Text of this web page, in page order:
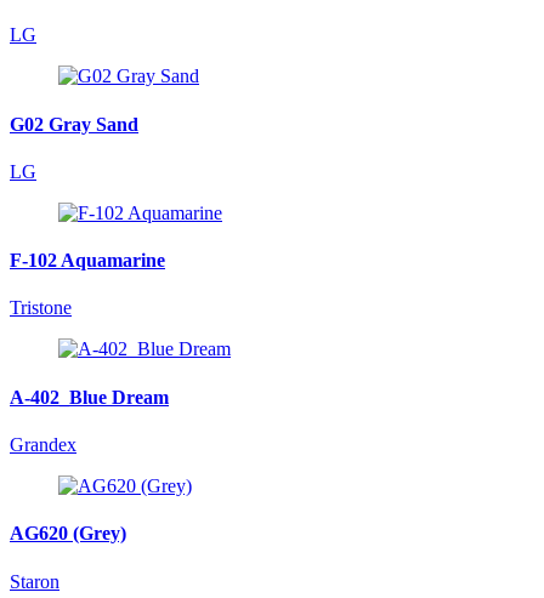
LG
G02 Gray Sand
LG
F-102 Aquamarine
Tristone
A-402_Blue Dream
Grandex
AG620 (Grey)
Staron